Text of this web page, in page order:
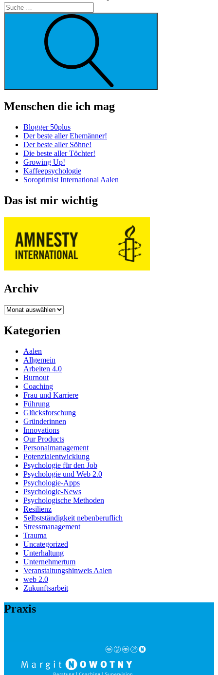
Menschen die ich mag
Blogger 50plus
Der beste aller Ehemänner!
Der beste aller Söhne!
Die beste aller Töchter!
Growing Up!
Kaffeepsychologie
Soroptimist International Aalen
Das ist mir wichtig
Archiv
Archiv
Kategorien
Aalen
Allgemein
Arbeiten 4.0
Burnout
Coaching
Frau und Karriere
Führung
Glücksforschung
Gründerinnen
Innovations
Our Products
Personalmanagement
Potenzialentwicklung
Psychologie für den Job
Psychologie und Web 2.0
Psychologie-Apps
Psychologie-News
Psychologische Methoden
Resilienz
Selbstständigkeit nebenberuflich
Stressmanagement
Trauma
Uncategorized
Unterhaltung
Unternehmertum
Veranstaltungshinweis Aalen
web 2.0
Zukunftsarbeit
Praxis